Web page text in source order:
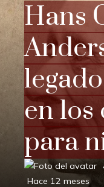
Hans
en los
para
Hace 12 meses